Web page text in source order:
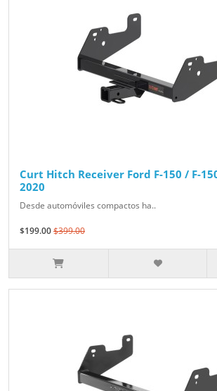
Curt Hitch Receiver Ford F-150 / F-
2020
Desde automóviles compactos ha..
$199.00$399.00